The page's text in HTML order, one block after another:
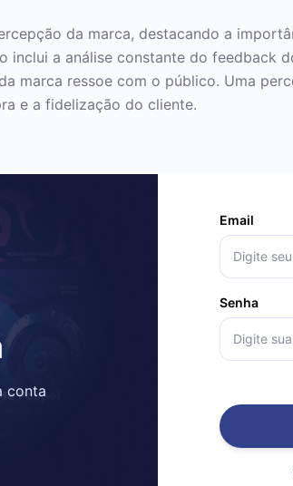
da marca, destacando a
inclui a análise constante do feedback
marca ressoe com o público. Uma
e a fidelização do cliente.
conta
Email
Senha